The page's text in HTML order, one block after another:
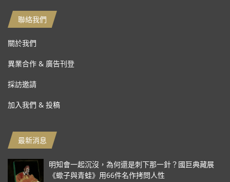
聯絡我們
關於我們
異業合作 & 廣告刊登
採訪邀請
加入我們 & 投稿
最新消息
明知會一起沉沒，為何還是刺下那一針？國巨典藏展
《蠍子與青蛙》用66件名作拷問人性